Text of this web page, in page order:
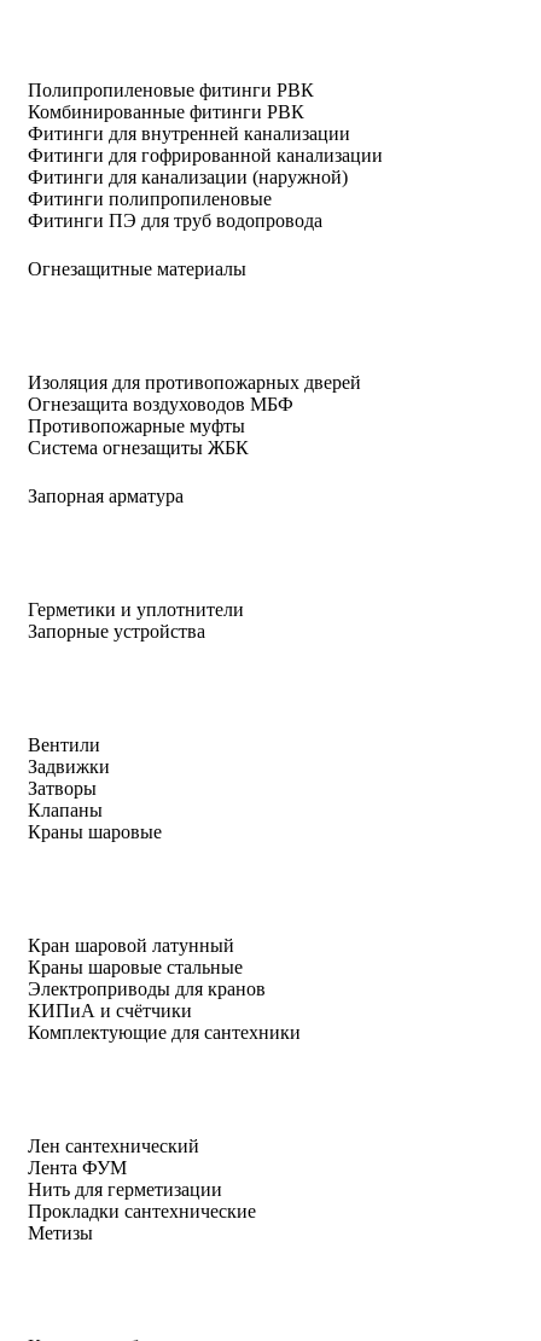
Полипропиленовые фитинги РВК
Комбинированные фитинги РВК
Фитинги для внутренней канализации
Фитинги для гофрированной канализации
Фитинги для канализации (наружной)
Фитинги полипропиленовые
Фитинги ПЭ для труб водопровода
Огнезащитные материалы
Изоляция для противопожарных дверей
Огнезащита воздуховодов МБФ
Противопожарные муфты
Система огнезащиты ЖБК
Запорная арматура
Герметики и уплотнители
Запорные устройства
Вентили
Задвижки
Затворы
Клапаны
Краны шаровые
Кран шаровой латунный
Краны шаровые стальные
Электроприводы для кранов
КИПиА и счётчики
Комплектующие для сантехники
Лен сантехнический
Лента ФУМ
Нить для герметизации
Прокладки сантехнические
Метизы